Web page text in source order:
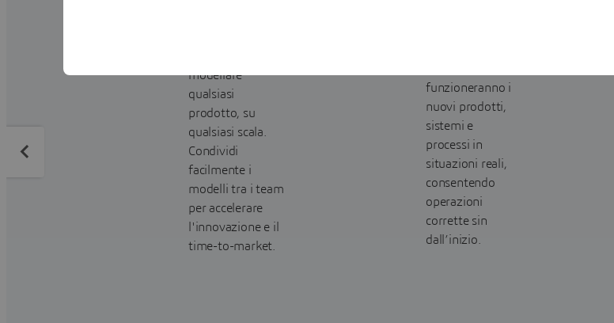
modellare
qualsiasi
prodotto, su
qualsiasi scala.
Condividi
facilmente i
modelli tra i team
per accelerare
l'innovazione e il
time-to-market.
funzioneranno i
nuovi prodotti,
sistemi e
processi in
situazioni reali,
consentendo
operazioni
corrette sin
dall’inizio.